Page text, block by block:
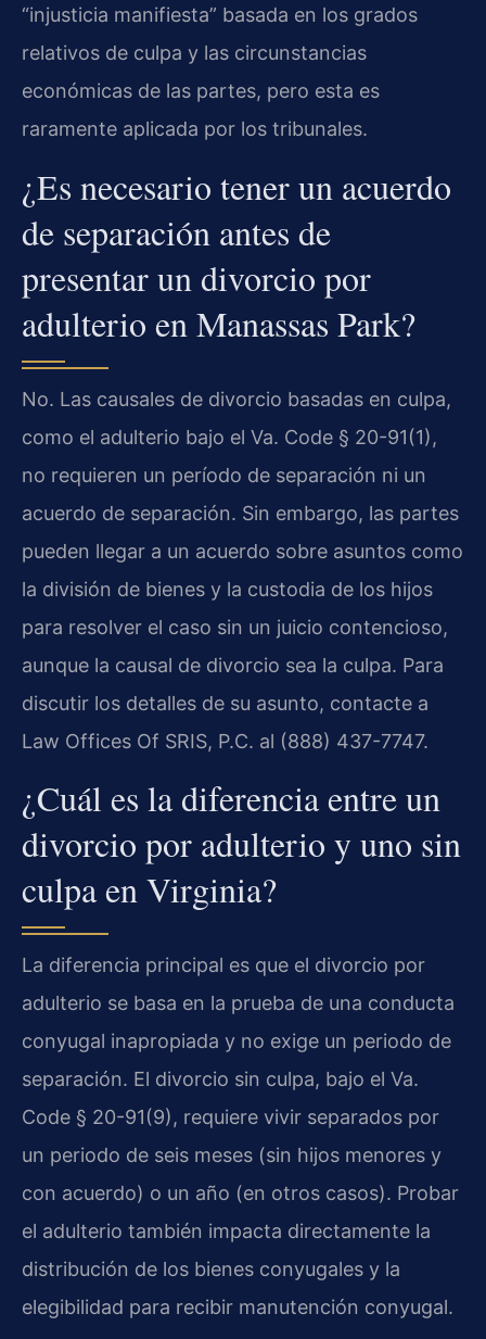
“injusticia manifiesta” basada en los grados
relativos de culpa y las circunstancias
económicas de las partes, pero esta es
raramente aplicada por los tribunales.
¿Es necesario tener un acuerdo
de separación antes de
presentar un divorcio por
adulterio en Manassas Park?
No. Las causales de divorcio basadas en culpa,
como el adulterio bajo el Va. Code § 20-91(1),
no requieren un período de separación ni un
acuerdo de separación. Sin embargo, las partes
pueden llegar a un acuerdo sobre asuntos como
la división de bienes y la custodia de los hijos
para resolver el caso sin un juicio contencioso,
aunque la causal de divorcio sea la culpa. Para
discutir los detalles de su asunto, contacte a
Law Offices Of SRIS, P.C. al (888) 437-7747.
¿Cuál es la diferencia entre un
divorcio por adulterio y uno sin
culpa en Virginia?
La diferencia principal es que el divorcio por
adulterio se basa en la prueba de una conducta
conyugal inapropiada y no exige un periodo de
separación. El divorcio sin culpa, bajo el Va.
Code § 20-91(9), requiere vivir separados por
un periodo de seis meses (sin hijos menores y
con acuerdo) o un año (en otros casos). Probar
el adulterio también impacta directamente la
distribución de los bienes conyugales y la
elegibilidad para recibir manutención conyugal.